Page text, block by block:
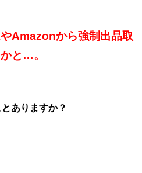
Amazonから強制出品取
と…。
ありますか？